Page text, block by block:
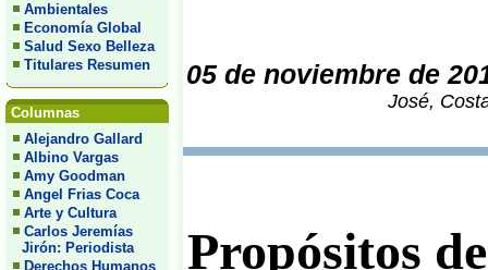
Ambientales
Economía Global
Salud Sexo Belleza
Titulares Resumen
Columnas
Alejandro Gallard
Albino Vargas
Amy Goodman
Angel Frias Coca
Arte y Cultura
Carlos Jeremías
Jirón: Periodista
Derechos Humanos
05 de noviembre de
José,
Propósitos